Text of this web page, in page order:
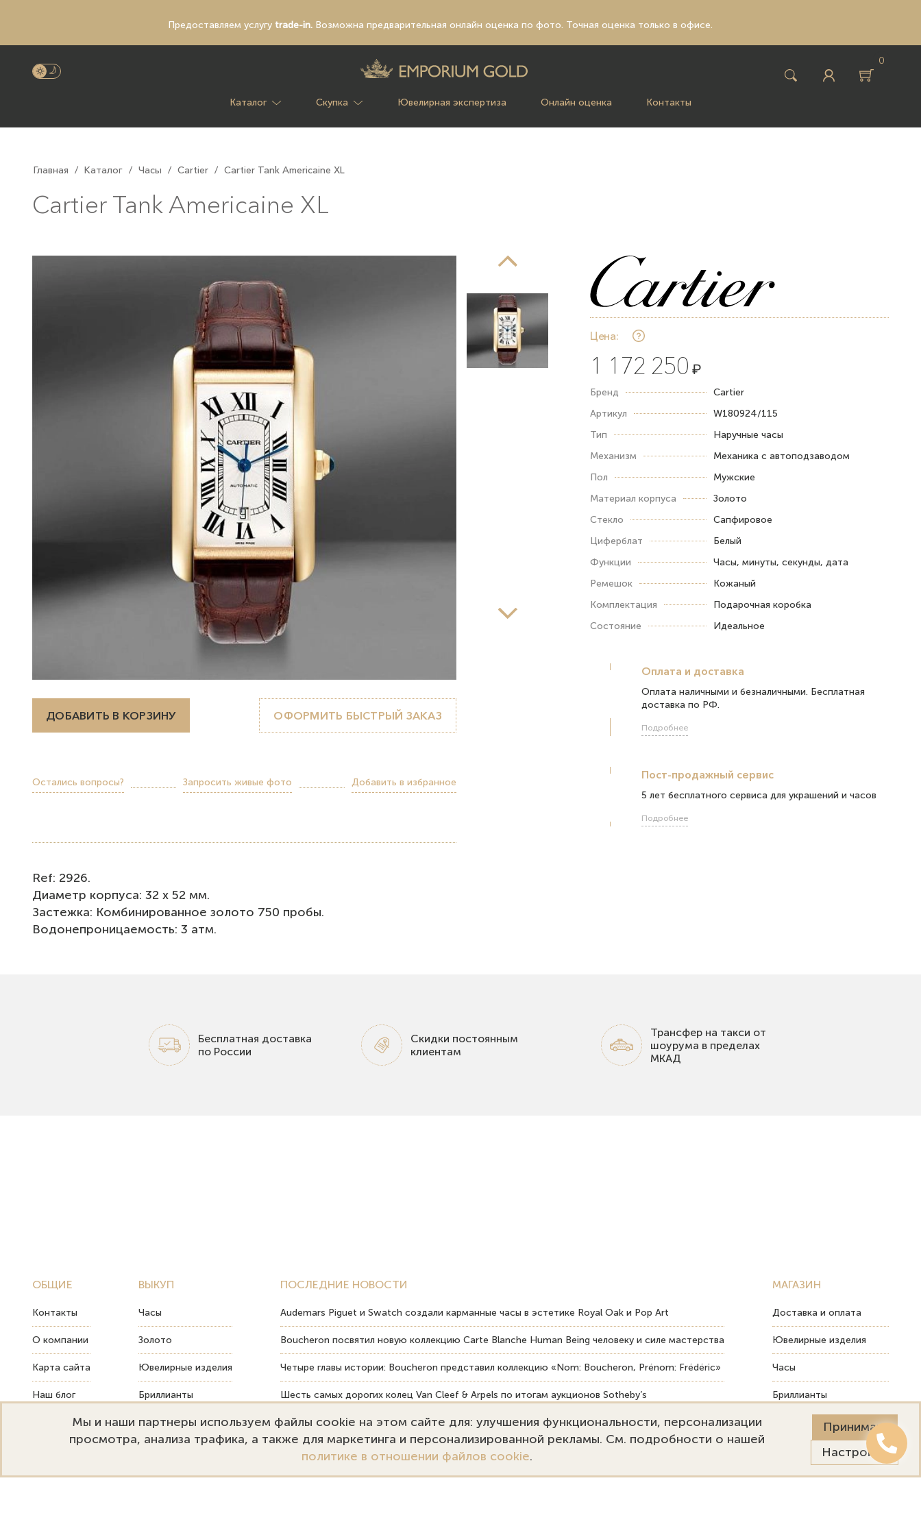
Предоставляем услугу trade-in.Возможна предварительная онлайн оценка по фото. Точная оценка только в офисе.
0
Каталог Скупка Ювелирная экспертиза Онлайн оценка Контакты
Главная / Каталог / Часы / Cartier / Cartier Tank Americaine XL
Cartier Tank Americaine XL
ДОБАВИТЬ В КОРЗИНУ ОФОРМИТЬ БЫСТРЫЙ ЗАКАЗ
Остались вопросы? Запросить живые фото Добавить в избранное
Rеf: 2926.
Диаметр корпуса: 32 x 52 мм.
Застежка: Комбинированное золото 750 пробы.
Водонепроницаемость: 3 атм.
Цена:
1 172 250 ₽
Бренд
Cartier
Артикул
W180924/115
Тип
Наручные часы
Механизм
Механика с автоподзаводом
Пол
Мужские
Материал корпуса
Золото
Стекло
Сапфировое
Циферблат
Белый
Функции
Часы, минуты, секунды, дата
Ремешок
Кожаный
Комплектация
Подарочная коробка
Состояние
Идеальное
Оплата и доставка
Оплата наличными и безналичными. Бесплатная
доставка по РФ.
Подробнее
Пост-продажный сервис
5 лет бесплатного сервиса для украшений и часов
Подробнее
Бесплатная доставка
по России
Скидки постоянным
клиентам
Трансфер на такси от
шоурума в пределах
МКАД
ОБЩИЕ
Контакты
О компании
Карта сайта
Наш блог
ВЫКУП
Часы
Золото
Ювелирные изделия
Бриллианты
Монеты
ПОСЛЕДНИЕ НОВОСТИ
Audemars Piguet и Swatch создали карманные часы в эстетике Royal Oak и Pop Art
Boucheron посвятил новую коллекцию Carte Blanche Human Being человеку и силе мастерства
Четыре главы истории: Boucheron представил коллекцию «Nom: Boucheron, Prénom: Frédéric»
Шесть самых дорогих колец Van Cleef & Arpels по итогам аукционов Sotheby’s
Как твердость драгоценных камней влияет на долговечность ювелирных изделий
МАГАЗИН
Доставка и оплата
Ювелирные изделия
Часы
Бриллианты
Пост-продажный сервис
Мы и наши партнеры используем файлы cookie на этом сайте для: улучшения функциональности, персонализации
просмотра, анализа трафика, а также для маркетинга и персонализированной рекламы. См. подробности о нашей
политике в отношении файлов cookie.
Принимаю
Настройки